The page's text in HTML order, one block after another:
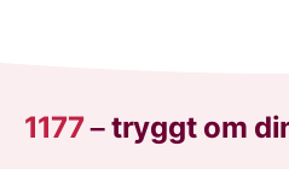
1177–tryggt om